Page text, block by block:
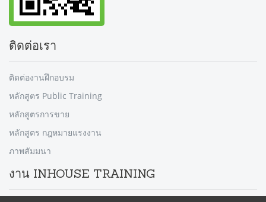
ติดต่อเรา
ติดต่องานฝึกอบรม
หลักสูตร Public Training
หลักสูตรการขาย
หลักสูตร กฎหมายแรงงาน
ภาพสัมมนา
งาน INHOUSE TRAINING